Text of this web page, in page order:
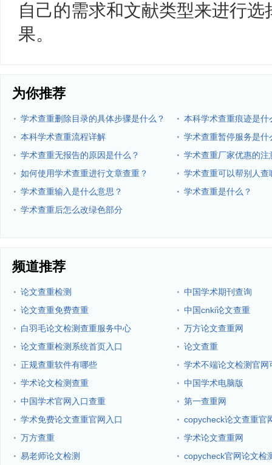
自己的需求和文献类型来进行
果。
为你推荐
· 学术查重删除目录的具体步骤是什么？ · 本科学术查重痕迹是什
· 本科学术查重流程详解 · 学术查重暂停服务是什
· 学术查重无报告的原因是什么？ · 学术查重厂家优惠的注
· 如何使用学术查重进行文章查重？ · 学术查重可以帮别人查
· 学术查重输入是什么意思？ · 学术查重是什么？
· 学术查重后怎么改绿色部分
频道推荐
· 论文查重检测 · 中国学术期刊查询
· 论文查重免费查重 · 中国cnki论文查重
· 白羽毛论文检测查重服务中心 · 万方论文查重网
· 论文查重检测系统首页入口 · 论文查重
· 正规查重软件有哪些 · 学术不端论文检测官网
· 学术论文检测查重 · 中国学术电脑版
· 中国学术官网入口查重 · 第一查重网
· 学术免费论文查重官网入口 · copycheck论文查重官
· 万方查重 · 学术论文查重网
· 易老师论文检测 · copycheck官网论文检